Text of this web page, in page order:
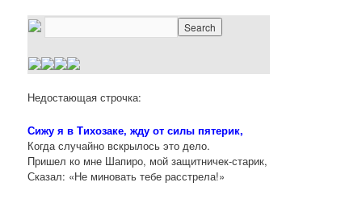
Недостающая строчка:
Сижу я в Тихозаке, жду от силы пятерик,
Когда случайно вскрылось это дело.
Пришел ко мне Шапиро, мой защитничек-старик,
Сказал: «Не миновать тебе расстрела!»